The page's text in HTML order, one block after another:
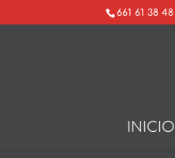
661 61 38 48
INICIO